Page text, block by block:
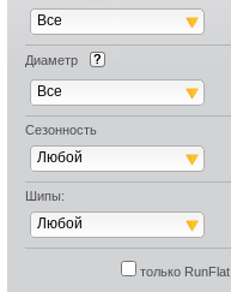
Все
Диаметр
Все
Сезонность
Любой
Шипы:
Любой
только RunFlat